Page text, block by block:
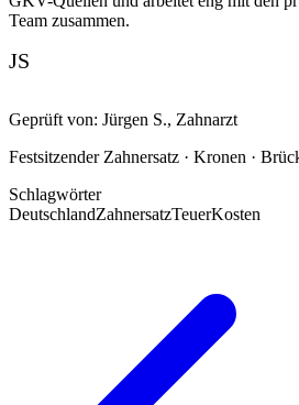
Team zusammen.
JS
Geprüft von: Jürgen S., Zahnarzt
Festsitzender Zahnersatz · Kronen ·
Schlagwörter
DeutschlandZahnersatzTeuerKosten